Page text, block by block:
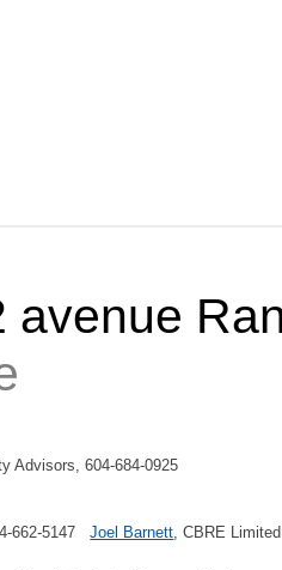
avenue
Advisors, 604-684-0925
662-5147 Joel Barnett , CBRE